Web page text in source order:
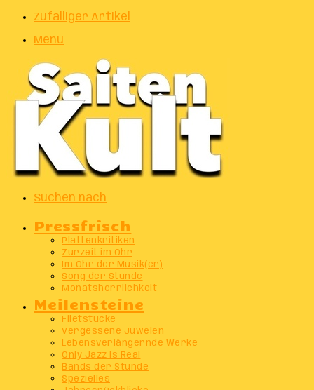
Zufälliger Artikel
Menu
Suchen nach
Pressfrisch
Plattenkritiken
Zurzeit im Ohr
Im Ohr der Musik(er)
Song der Stunde
Monatsherrlichkeit
Meilensteine
Filetstücke
Vergessene Juwelen
Lebensverlängernde Werke
Only Jazz Is Real
Bands der Stunde
Spezielles